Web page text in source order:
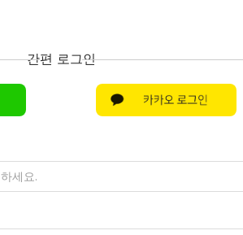
간편 로그인